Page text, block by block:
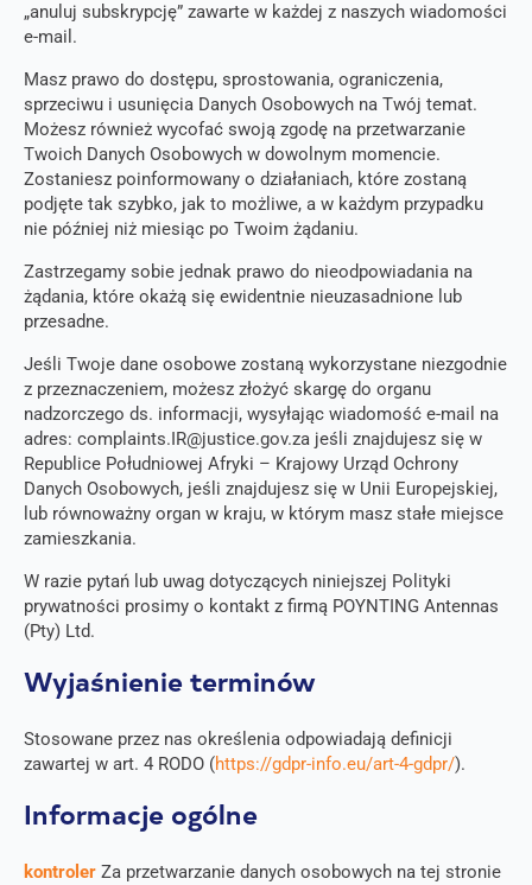
„anuluj subskrypcję” zawarte w każdej z naszych wiadomości
e-mail.
Masz prawo do dostępu, sprostowania, ograniczenia,
sprzeciwu i usunięcia Danych Osobowych na Twój temat.
Możesz również wycofać swoją zgodę na przetwarzanie
Twoich Danych Osobowych w dowolnym momencie.
Zostaniesz poinformowany o działaniach, które zostaną
podjęte tak szybko, jak to możliwe, a w każdym przypadku
nie później niż miesiąc po Twoim żądaniu.
Zastrzegamy sobie jednak prawo do nieodpowiadania na
żądania, które okażą się ewidentnie nieuzasadnione lub
przesadne.
Jeśli Twoje dane osobowe zostaną wykorzystane niezgodnie
z przeznaczeniem, możesz złożyć skargę do organu
nadzorczego ds. informacji, wysyłając wiadomość e-mail na
adres: complaints.IR@justice.gov.za jeśli znajdujesz się w
Republice Południowej Afryki – Krajowy Urząd Ochrony
Danych Osobowych, jeśli znajdujesz się w Unii Europejskiej,
lub równoważny organ w kraju, w którym masz stałe miejsce
zamieszkania.
W razie pytań lub uwag dotyczących niniejszej Polityki
prywatności prosimy o kontakt z firmą POYNTING Antennas
(Pty) Ltd.
Wyjaśnienie terminów
Stosowane przez nas określenia odpowiadają definicji
zawartej w art. 4 RODO (https://gdpr-info.eu/art-4-gdpr/).
Informacje ogólne
kontroler Za przetwarzanie danych osobowych na tej stronie